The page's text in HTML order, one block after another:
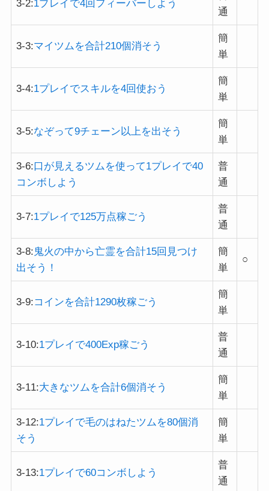
3-2:1プレイで4回フィーバーしよう
通
3-3:マイツムを合計210個消そう
簡
単
3-4:1プレイでスキルを4回使おう
簡
単
3-5:なぞって9チェーン以上を出そう
簡
単
3-6:口が見えるツムを使って1プレイで40
コンボしよう
普
通
3-7:1プレイで125万点稼ごう
普
通
3-8: 鬼火の中から亡霊を合計15回見つけ
出そう！
簡
単
○
3-9:コインを合計1290枚稼ごう
簡
単
3-10:1プレイで400Exp稼ごう
普
通
3-11:大きなツムを合計6個消そう
簡
単
3-12:1プレイで毛のはねたツムを80個消
そう
簡
単
3-13:1プレイで60コンボしよう
普
通